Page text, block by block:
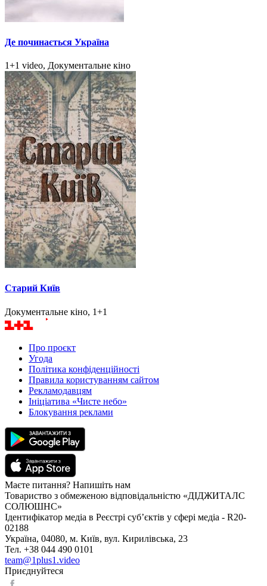
Де починається Україна
1+1 video, Документальне кіно
Старий Київ
Документальне кіно, 1+1
Про проєкт
Угода
Політика конфіденційності
Правила користуванням сайтом
Рекламодавцям
Ініціатива «Чисте небо»
Блокування реклами
Маєте питання? Напишіть нам
Товариство з обмеженою відповідальністю «ДІДЖИТАЛС
СОЛЮШНС»
Ідентифікатор медіа в Реєстрі суб’єктів у сфері медіа - R20-
02188
Україна, 04080, м. Київ, вул. Кирилівська, 23
Тел. +38 044 490 0101
team@1plus1.video
Приєднуйтеся